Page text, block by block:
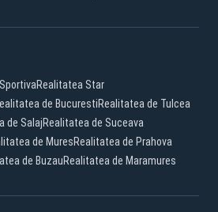
Realitatea Star
de BucurestiRealitatea de Tulcea
de SalajRealitatea de Suceava
de MuresRealitatea de Prahova
de BuzauRealitatea de Maramures